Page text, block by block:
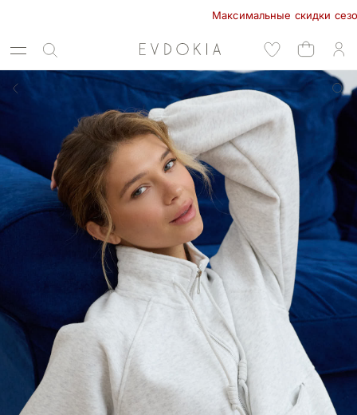
Максимальные скидки